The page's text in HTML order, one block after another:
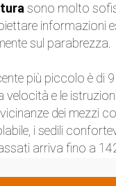
sono molto
informazioni
sul parabrezza.
più piccolo è di
velocità e le
dei mezzi
i sedili
arriva fino a